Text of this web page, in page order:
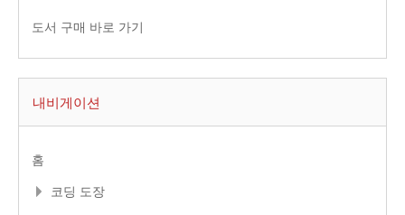
도서 구매 바로 가기
내비게이션
홈
코딩 도장